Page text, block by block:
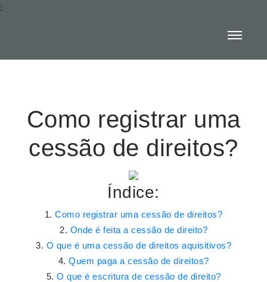
:
Como registrar uma
cessão de direitos?
Índice:
Como registrar uma cessão de direitos?
Onde é feita a cessão de direito?
O que é uma cessão de direitos aquisitivos?
Quem paga a cessão de direitos?
O que é escritura de cessão de direito?